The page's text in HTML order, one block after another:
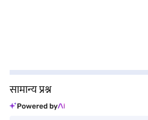
सामान्य प्रश्न
Powered by